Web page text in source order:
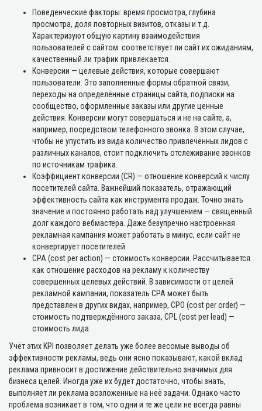
Поведенческие факторы: время просмотра, глубина
просмотра, доля повторных визитов, отказы и т.д.
Характеризуют общую картину взаимодействия
пользователей с сайтом: соответствует ли сайт их ожиданиям,
качественный ли трафик привлекается.
Конверсии — целевые действия, которые совершают
пользователи. Это заполненные формы обратной связи,
переходы на определённые страницы сайта, подписки на
сообщество, оформленные заказы или другие ценные
действия. Конверсии могут совершаться и не на сайте, а,
например, посредством телефонного звонка. В этом случае,
чтобы не упустить из вида количество привлечённых лидов с
различных каналов, стоит подключить отслеживание звонков
по источникам трафика.
Коэффициент конверсии (CR) — отношение конверсий к числу
посетителей сайта. Важнейший показатель, отражающий
эффективность сайта как инструмента продаж. Точно знать
значение и постоянно работать над улучшением — священный
долг каждого вебмастера. Даже безупречно настроенная
рекламная кампания может работать в минус, если сайт не
конвертирует посетителей.
CPA (cost per action) — стоимость конверсии. Рассчитывается
как отношение расходов на рекламу к количеству
совершенных целевых действий. В зависимости от целей
рекламной кампании, показатель CPA может быть
представлен в других видах, например, CPO (cost per order) —
стоимость подтверждённого заказа, CPL (cost per lead) —
стоимость лида.
Учёт этих KPI позволяет делать уже более весомые выводы об
эффективности рекламы, ведь они ясно показывают, какой вклад
реклама привносит в достижение действительно значимых для
бизнеса целей. Иногда уже их будет достаточно, чтобы знать,
выполняет ли реклама возложенные на неё задачи. Однако часто
проблема возникает в том, что одни и те же цели не всегда равны